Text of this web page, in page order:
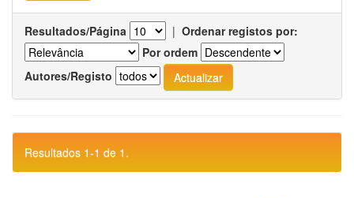
Resultados/Página | Ordenar registos por:
Por ordem
Autores/Registo
Resultados 1-1 de 1.